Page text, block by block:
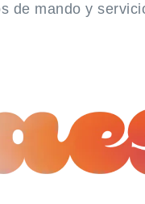
de mando y